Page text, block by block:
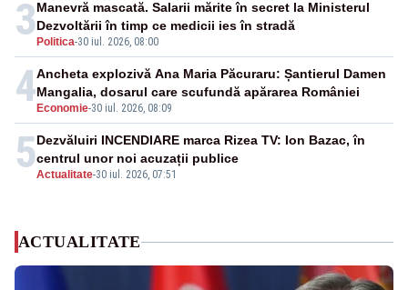
3 Politica-30 iul. 2026, 08:00
Manevră mascată. Salarii mărite în secret la Ministerul
Dezvoltării în timp ce medicii ies în stradă
4 Economie-30 iul. 2026, 08:09
Ancheta explozivă Ana Maria Păcuraru: Șantierul Damen
Mangalia, dosarul care scufundă apărarea României
5Actualitate-30 iul. 2026, 07:51
Dezvăluiri INCENDIARE marca Rizea TV: Ion Bazac, în
centrul unor noi acuzații publice
ACTUALITATE